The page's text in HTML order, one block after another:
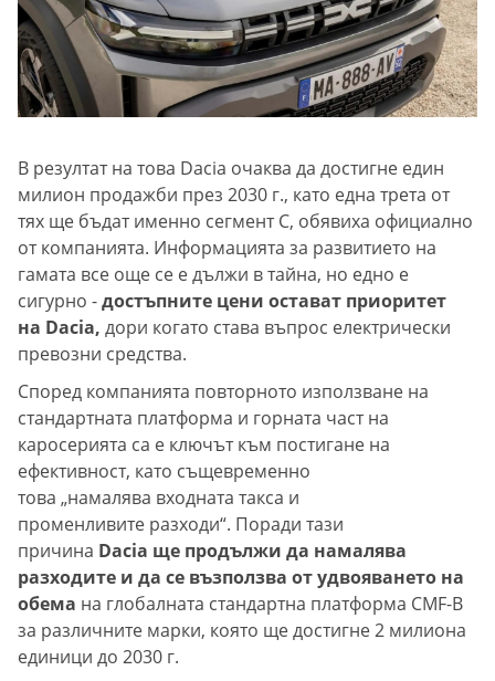
В резултат на това Dacia очаква да достигне един
милион продажби през 2030 г., като една трета от
тях ще бъдат именно сегмент C, обявиха официално
от компанията. Информацията за развитието на
гамата все още се е дължи в тайна, но едно е
сигурно -достъпните цени остават приоритет
на Dacia, дори когато става въпрос електрически
превозни средства.
Според компанията повторното използване на
стандартната платформа и горната част на
каросерията са е ключът към постигане на
ефективност, като същевременно
това „намалява входната такса и
променливите разходи“. Поради тази
причина Dacia ще продължи да намалява
разходите и да се възползва от удвояването на
обема на глобалната стандартна платформа CMF-B
за различните марки, която ще достигне 2 милиона
единици до 2030 г.